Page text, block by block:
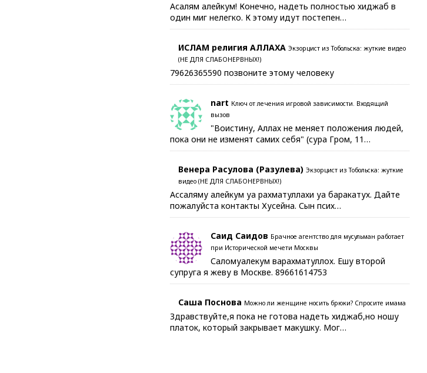
Асалям алейкум! Конечно, надеть полностью хиджаб в
один миг нелегко. К этому идут постепен…
ИСЛАМ религия АЛЛАХА Экзорцист из Тобольска: жуткие видео
(НЕ ДЛЯ СЛАБОНЕРВНЫХ!)
79626365590 позвоните этому человеку
nart Ключ от лечения игровой зависимости. Входящий
вызов
"Воистину, Аллах не меняет положения людей,
пока они не изменят самих себя" (сура Гром, 11…
Венера Расулова (Разулева) Экзорцист из Тобольска: жуткие
видео (НЕ ДЛЯ СЛАБОНЕРВНЫХ!)
Ассаляму алейкум уа рахматуллахи уа баракатух. Дайте
пожалуйста контакты Хусейна. Сын псих…
Саид Саидов Брачное агентство для мусульман работает
при Исторической мечети Москвы
Саломуалекум варахматуллох. Ешу второй
супруга я жеву в Москве. 89661614753
Саша Поснова Можно ли женщине носить брюки? Спросите имама
Здравствуйте,я пока не готова надеть хиджаб,но ношу
платок, который закрывает макушку. Мог…